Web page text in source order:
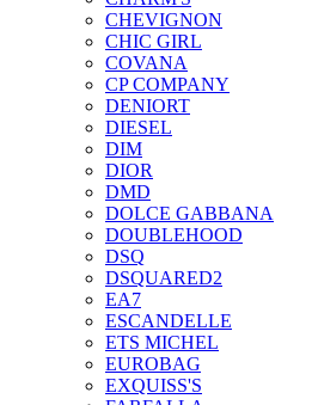
CHEVIGNON
CHIC GIRL
COVANA
CP COMPANY
DENIORT
DIESEL
DIM
DIOR
DMD
DOLCE GABBANA
DOUBLEHOOD
DSQ
DSQUARED2
EA7
ESCANDELLE
ETS MICHEL
EUROBAG
EXQUISS'S